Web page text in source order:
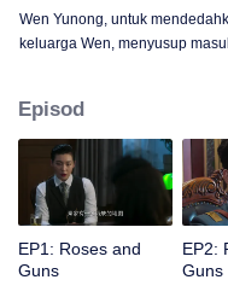
Wen Yunong, untuk
keluarga Wen, menyusup
menghadapi halangan
sumpah untuk balas dendam,
sebagai penipuan cinta.
semakin mendalam dengan
Episod
EP1: Roses and
Guns
EP2:
Guns